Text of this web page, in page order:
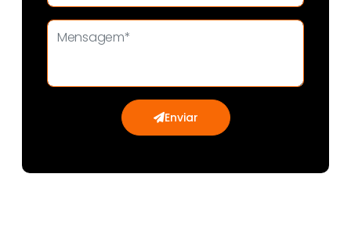
Enviar